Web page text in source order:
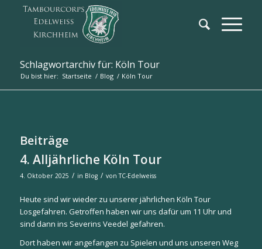
Schlagwortarchiv für: Köln Tour
Du bist hier: Startseite / Blog / Köln Tour
Beiträge
4. Alljährliche Köln Tour
4. Oktober 2025 / in Blog / vonTC-Edelweiss
Heute sind wir wieder zu unserer jährlichen Köln Tour
Losgefahren. Getroffen haben wir uns dafür um 11 Uhr und
sind dann ins Severins Veedel gefahren.
Dort haben wir angefangen zu Spielen und uns unseren Weg